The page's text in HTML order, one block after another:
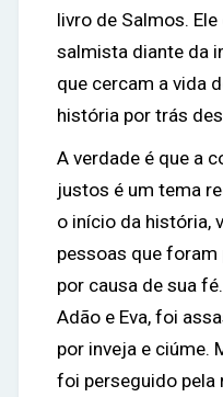
livro de Salmos.
salmista diante da
que cercam a vida
história por trás
A verdade é que a
justos é um tema
o início da história,
pessoas que
por causa de sua
Adão e Eva, foi
por inveja e ciúme.
foi perseguido pela